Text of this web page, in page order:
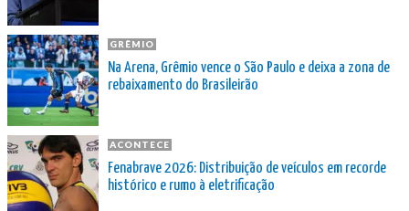
GRÊMIO
Na Arena, Grêmio vence o São Paulo e deixa a zona de
rebaixamento do Brasileirão
ACONTECE
Fenabrave 2026: Distribuição de veículos em recorde
histórico e rumo à eletrificação